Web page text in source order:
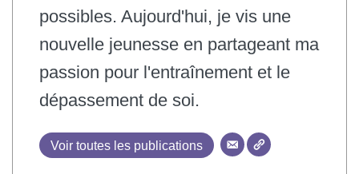
possibles. Aujourd'hui, je vis une
nouvelle jeunesse en partageant ma
passion pour l'entraînement et le
dépassement de soi.
Voir toutes les publications